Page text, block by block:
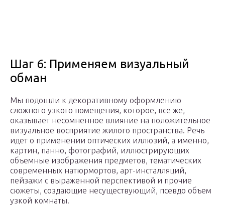
Шаг 6: Применяем визуальный
обман
Мы подошли к декоративному оформлению
сложного узкого помещения, которое, все же,
оказывает несомненное влияние на положительное
визуальное восприятие жилого пространства. Речь
идет о применении оптических иллюзий, а именно,
картин, панно, фотографий, иллюстрирующих
объемные изображения предметов, тематических
современных натюрмортов, арт-инсталляций,
пейзажи с выраженной перспективой и прочие
сюжеты, создающие несуществующий, псевдо объем
узкой комнаты.